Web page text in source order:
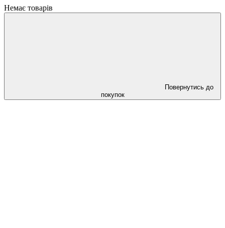
Немає товарів
Повернутись до
покупок